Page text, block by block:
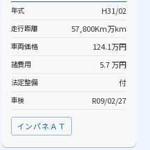
年式 H31/02
走行距離 57,800Km万km
車両価格 124.1万円
諸費用 5.7 万円
法定整備 付
車検 R09/02/27
インパネＡＴ